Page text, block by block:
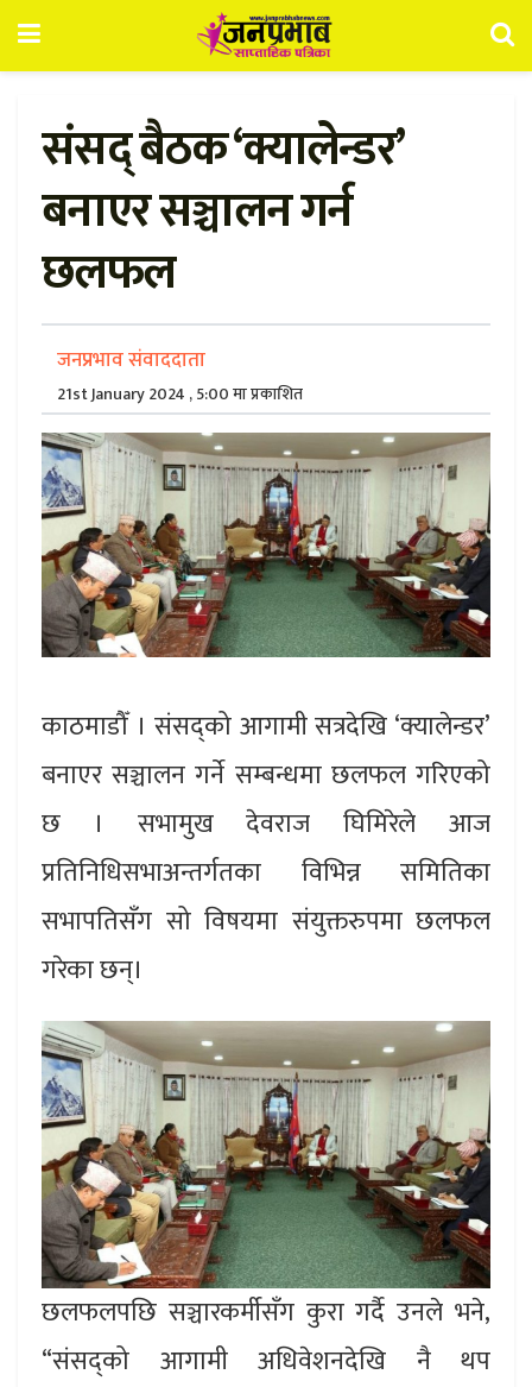
संसद् बैठक ‘क्यालेन्डर’
बनाएर सञ्चालन गर्न
छलफल
जनप्रभाव संवाददाता
21st January 2024 , 5:00 मा प्रकाशित
काठमाडौँ । संसद्को आगामी सत्रदेखि ‘क्यालेन्डर’
बनाएर सञ्चालन गर्ने सम्बन्धमा छलफल गरिएको
छ । सभामुख देवराज घिमिरेले आज
प्रतिनिधिसभाअन्तर्गतका विभिन्न समितिका
सभापतिसँग सो विषयमा संयुक्तरुपमा छलफल
गरेका छन्।
छलफलपछि सञ्चारकर्मीसँग कुरा गर्दै उनले भने,
“संसद्को आगामी अधिवेशनदेखि नै थप